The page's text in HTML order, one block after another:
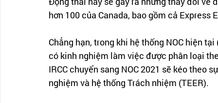
hơn 100 của Canada, bao gồm cả Express
Chẳng hạn, trong khi hệ thống NOC hiện
có kinh nghiệm làm việc được phân loại
IRCC chuyển sang NOC 2021 sẽ kéo theo
nghiệm và hệ thống Trách nhiệm (TEER).